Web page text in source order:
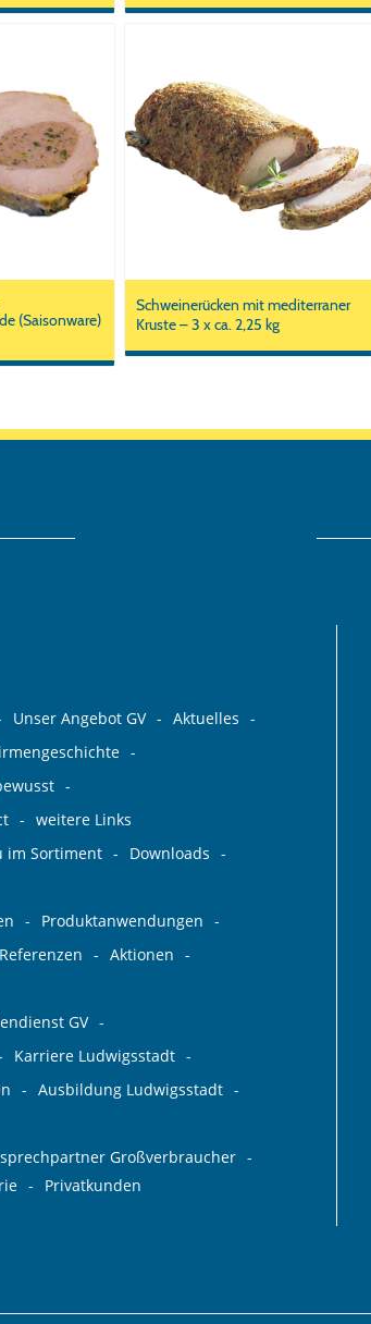
(Saisonware)
Schweinerücken mit mediterraner
Kruste – 3 x ca. 2,25 kg
Unser Angebot GV
Aktuelles
weitere Links
im Sortiment
Downloads
Produktanwendungen
Aktionen
GV
Karriere Ludwigsstadt
Ausbildung Ludwigsstadt
Großverbraucher
Privatkunden